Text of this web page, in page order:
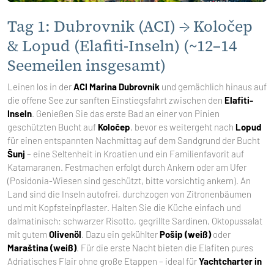
Tag 1: Dubrovnik (ACI) → Koločep
& Lopud (Elafiti-Inseln) (~12–14
Seemeilen insgesamt)
Leinen los in derACI Marina Dubrovnik und gemächlich hinaus auf
die offene See zur sanften Einstiegsfahrt zwischen den Elafiti-
Inseln. Genießen Sie das erste Bad an einer von Pinien
geschützten Bucht auf Koločep, bevor es weitergeht nach Lopud
für einen entspannten Nachmittag auf dem Sandgrund der Bucht
Šunj – eine Seltenheit in Kroatien und ein Familienfavorit auf
Katamaranen. Festmachen erfolgt durch Ankern oder am Ufer
(Posidonia-Wiesen sind geschützt, bitte vorsichtig ankern). An
Land sind die Inseln autofrei, durchzogen von Zitronenbäumen
und mit Kopfsteinpflaster. Halten Sie die Küche einfach und
dalmatinisch: schwarzer Risotto, gegrillte Sardinen, Oktopussalat
mit gutemOlivenöl. Dazu ein gekühlterPošip (weiß)oder
Maraština (weiß). Für die erste Nacht bieten die Elafiten pures
Adriatisches Flair ohne große Etappen – ideal fürYachtcharter in